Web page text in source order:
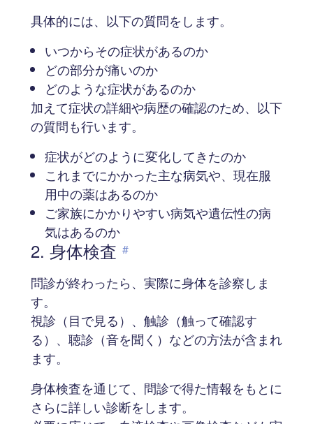
具体的には、以下の質問をします。
いつからその症状があるのか
どの部分が痛いのか
どのような症状があるのか
加えて症状の詳細や病歴の確認のため、以下
の質問も行います。
症状がどのように変化してきたのか
これまでにかかった主な病気や、現在服
用中の薬はあるのか
ご家族にかかりやすい病気や遺伝性の病
気はあるのか
2. 身体検査 #
問診が終わったら、実際に身体を診察しま
す。
視診（目で見る）、触診（触って確認す
る）、聴診（音を聞く）などの方法が含まれ
ます。
身体検査を通じて、問診で得た情報をもとに
さらに詳しい診断をします。